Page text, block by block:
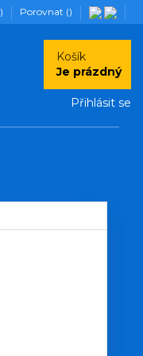
) Porovnat ()
Košík
Je prázdný
Přihlásit se